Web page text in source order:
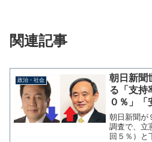
関連記事
政治・社会
朝日新聞
る「支持
０％」
０％」「
は？→菅
朝日新聞が
調査で、立
回５％）と